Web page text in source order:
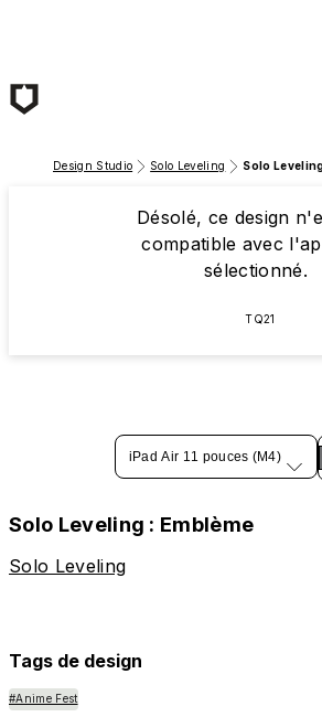
Design Studio Solo Leveling Solo
Désolé, ce design
compatible avec
sélectionné.
TQ21
iPad Air 11 pouces (M4)
Solo Leveling : Emblème
Solo Leveling
Tags de design
#Anime Fest